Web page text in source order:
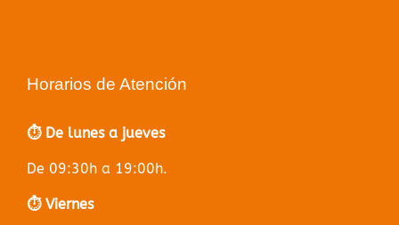
Horarios de Atención
⏱️ De lunes a jueves
De 09:30h a 19:00h.
⏱️ Viernes